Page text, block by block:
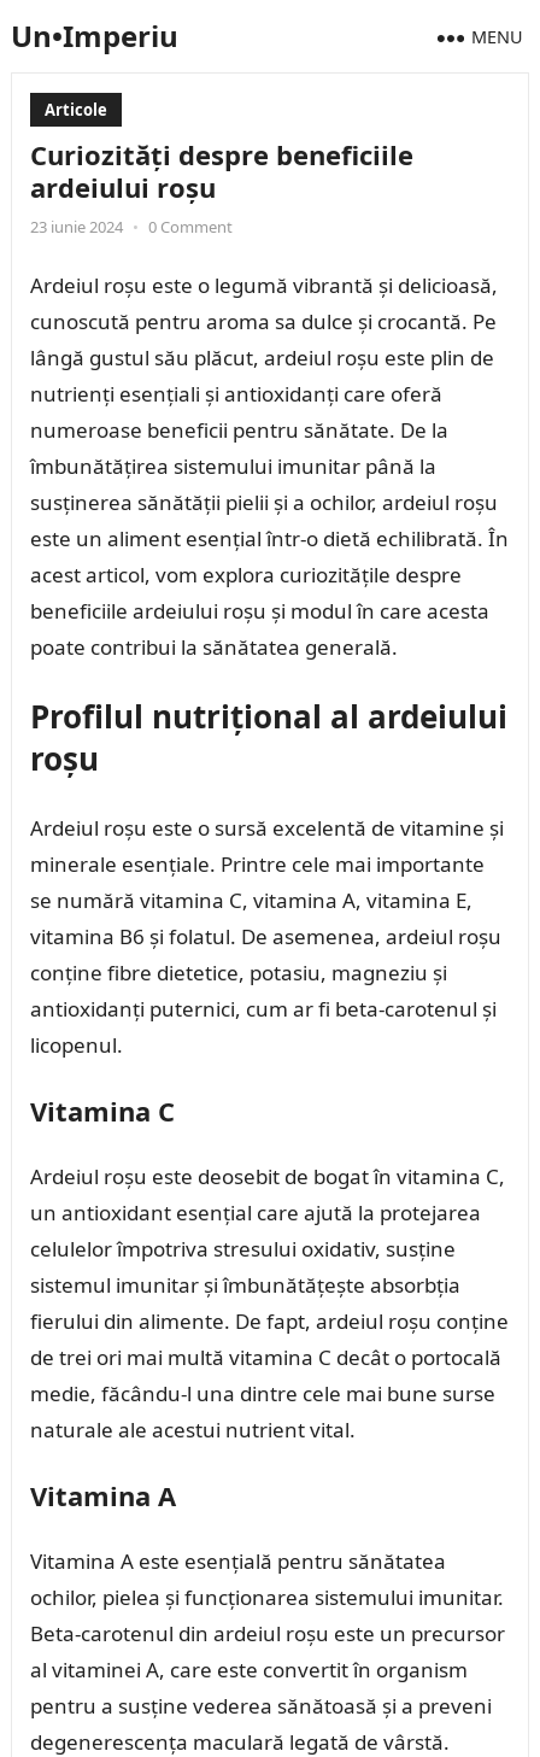
Un•Imperiu MENU
Articole
Curiozități despre beneficiile
ardeiului roșu
23 iunie 2024 • 0 Comment
Ardeiul roșu este o legumă vibrantă și delicioasă,
cunoscută pentru aroma sa dulce și crocantă. Pe
lângă gustul său plăcut, ardeiul roșu este plin de
nutrienți esențiali și antioxidanți care oferă
numeroase beneficii pentru sănătate. De la
îmbunătățirea sistemului imunitar până la
susținerea sănătății pielii și a ochilor, ardeiul roșu
este un aliment esențial într-o dietă echilibrată. În
acest articol, vom explora curiozitățile despre
beneficiile ardeiului roșu și modul în care acesta
poate contribui la sănătatea generală.
Profilul nutrițional al ardeiului
roșu
Ardeiul roșu este o sursă excelentă de vitamine și
minerale esențiale. Printre cele mai importante
se numără vitamina C, vitamina A, vitamina E,
vitamina B6 și folatul. De asemenea, ardeiul roșu
conține fibre dietetice, potasiu, magneziu și
antioxidanți puternici, cum ar fi beta-carotenul și
licopenul.
Vitamina C
Ardeiul roșu este deosebit de bogat în vitamina C,
un antioxidant esențial care ajută la protejarea
celulelor împotriva stresului oxidativ, susține
sistemul imunitar și îmbunătățește absorbția
fierului din alimente. De fapt, ardeiul roșu conține
de trei ori mai multă vitamina C decât o portocală
medie, făcându-l una dintre cele mai bune surse
naturale ale acestui nutrient vital.
Vitamina A
Vitamina A este esențială pentru sănătatea
ochilor, pielea și funcționarea sistemului imunitar.
Beta-carotenul din ardeiul roșu este un precursor
al vitaminei A, care este convertit în organism
pentru a susține vederea sănătoasă și a preveni
degenerescența maculară legată de vârstă.